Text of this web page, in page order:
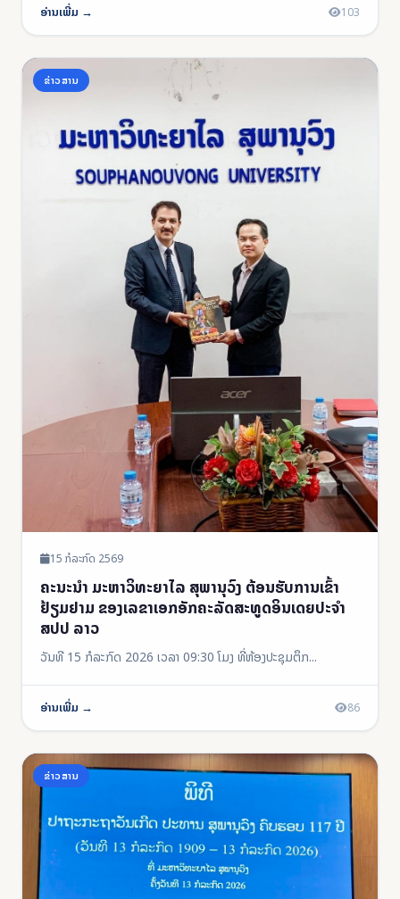
ອ່ານເພີ່ມ → 103
ຂ່າວສານ
15 ກໍລະກົດ 2569
ຄະນະນໍາ ມະຫາວິທະຍາໄລ ສຸພານຸວົງ ຕ້ອນຮັບການເຂົ້າ
ຢ້ຽມຢາມ ຂອງເລຂາເອກອັກຄະລັດສະທູດອິນເດຍປະຈໍາ
ສປປ ລາວ
ວັນທີ 15 ກໍລະກົດ 2026 ເວລາ 09:30 ໂມງ ທີ່ຫ້ອງປະຊຸມຕຶກ...
ອ່ານເພີ່ມ → 86
ຂ່າວສານ